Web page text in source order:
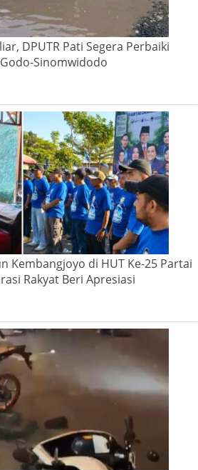
DPUTR Pati Segera Perbaiki
Sinomwidodo
Kembangjoyo di HUT Ke-25 Partai
Rakyat Beri Apresiasi